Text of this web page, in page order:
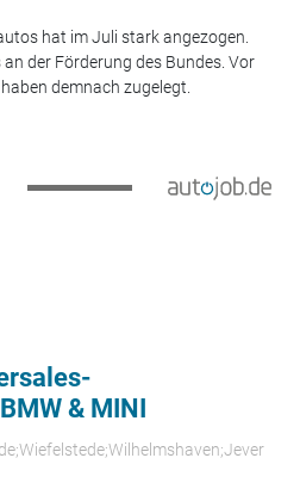
hat im Juli stark angezogen.
der Förderung des Bundes. Vor
demnach zugelegt.
& MINI